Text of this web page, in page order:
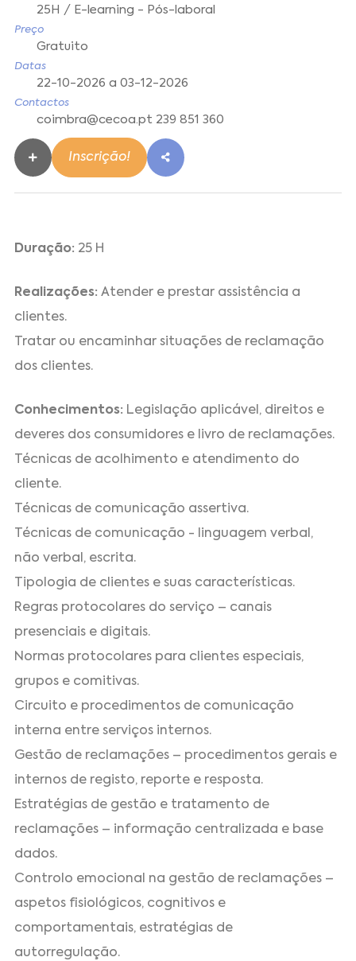
25H / E-learning - Pós-laboral
Preço
Gratuito
Datas
22-10-2026 a 03-12-2026
Contactos
coimbra@cecoa.pt 239 851 360
Inscrição!
Duração: 25 H
Realizações:Atender e prestar assistência a
clientes.
Tratar ou encaminhar situações de reclamação
dos clientes.
Conhecimentos: Legislação aplicável, direitos e
deveres dos consumidores e livro de reclamações.
Técnicas de acolhimento e atendimento do
cliente.
Técnicas de comunicação assertiva.
Técnicas de comunicação - linguagem verbal,
não verbal, escrita.
Tipologia de clientes e suas características.
Regras protocolares do serviço – canais
presenciais e digitais.
Normas protocolares para clientes especiais,
grupos e comitivas.
Circuito e procedimentos de comunicação
interna entre serviços internos.
Gestão de reclamações – procedimentos gerais e
internos de registo, reporte e resposta.
Estratégias de gestão e tratamento de
reclamações – informação centralizada e base
dados.
Controlo emocional na gestão de reclamações –
aspetos fisiológicos, cognitivos e
comportamentais, estratégias de
autorregulação.